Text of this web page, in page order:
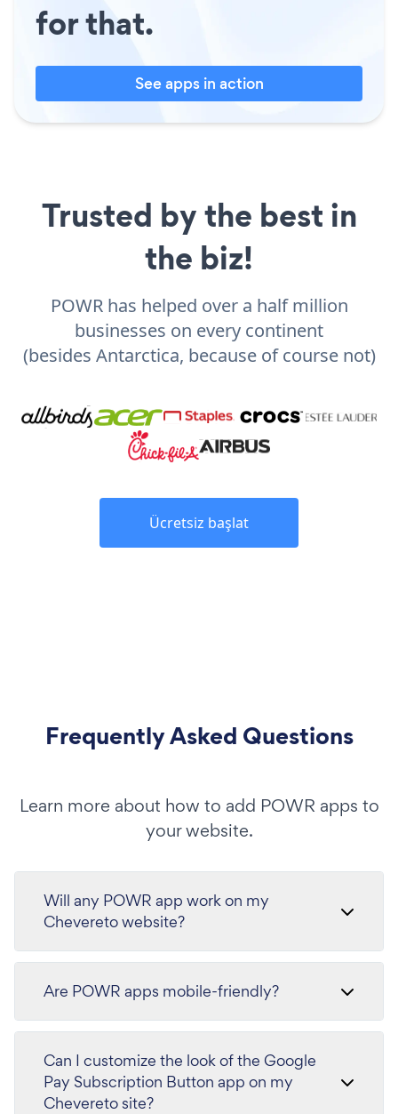
for that.
See apps in action
Trusted by the best in
the biz!
POWR has helped over a half million
businesses on every continent
(besides Antarctica, because of course not)
Ücretsiz başlat
Frequently Asked Questions
Learn more about how to add POWR apps to
your website.
Will any POWR app work on my
Chevereto website?
Are POWR apps mobile-friendly?
Can I customize the look of the Google
Pay Subscription Button app on my
Chevereto site?